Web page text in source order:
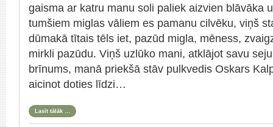
gaisma ar katru manu soli paliek aizvien blāvāka
tumšiem miglas vāliem es pamanu cilvēku, viņš
dūmakā tītais tēls iet, pazūd migla, mēness,
mirkli pazūdu. Viņš uzlūko mani, atklājot savu
brīnums, manā priekšā stāv pulkvedis Oskars
aicinot doties līdzi…
Lasīt tālāk …